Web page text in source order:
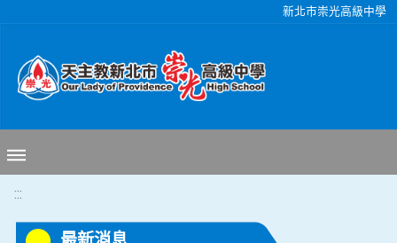
新北市崇光高級中學
:::